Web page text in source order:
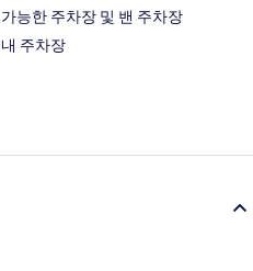
능한 주차장 및 밴 주차장
주차장